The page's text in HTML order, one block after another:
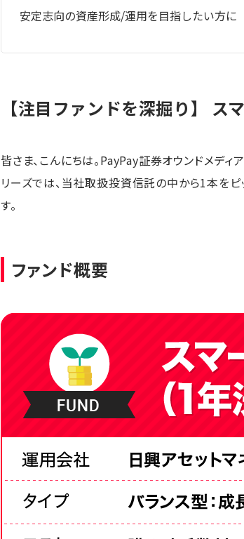
安定志向の資産形成/運用を目指したい方に
【注目ファンドを深掘り】 ス
皆さま、こんにちは。PayPay証券オウンドメデ
リーズでは、当社取扱投資信託の中から1本を
す。
ファンド概要